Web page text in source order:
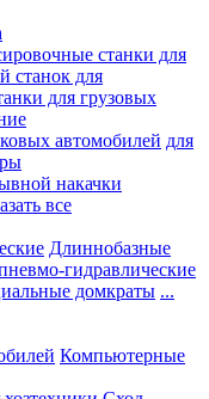
станки для
станок для
для грузовых
автомобилей для
накачки
все
Длиннобазные
гидравлические
домкраты ...
Компьютерные